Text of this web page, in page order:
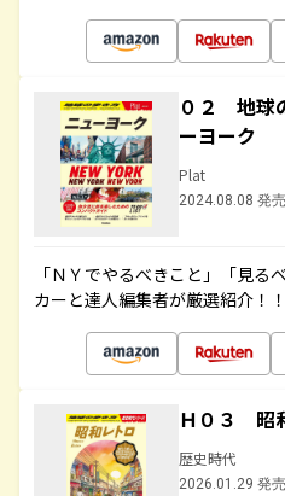
０２ 地球
ーヨーク
Plat
2024.08.08 発売
「ＮＹでやるべきこと」「見る
カーと達人編集者が厳選紹介！
Ｈ０３ 昭
歴史時代
2026.01.29 発売